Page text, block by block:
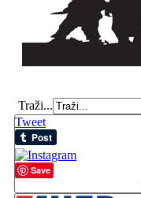
Traži...
Tweet
Save